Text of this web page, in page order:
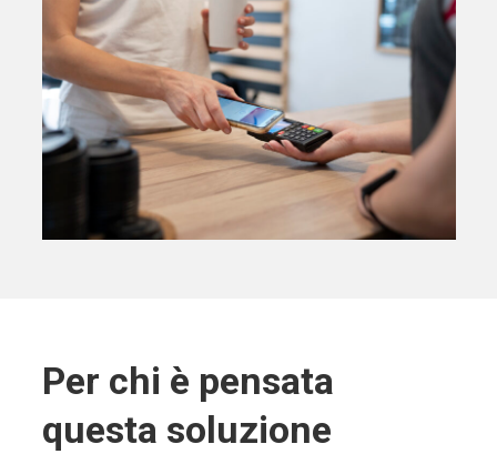
Per chi è pensata
questa soluzione